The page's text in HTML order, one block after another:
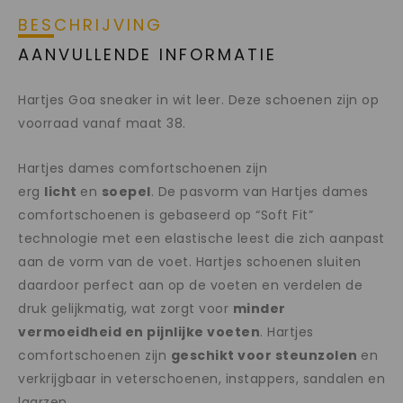
BESCHRIJVING
AANVULLENDE INFORMATIE
Hartjes Goa sneaker in wit leer. Deze schoenen zijn op
voorraad vanaf maat 38.
Hartjes dames comfortschoenen zijn
erg licht en soepel. De pasvorm van Hartjes dames
comfortschoenen is gebaseerd op “Soft Fit”
technologie met een elastische leest die zich aanpast
aan de vorm van de voet. Hartjes schoenen sluiten
daardoor perfect aan op de voeten en verdelen de
druk gelijkmatig, wat zorgt voor minder
vermoeidheid en pijnlijke voeten. Hartjes
comfortschoenen zijn geschikt voor steunzolen en
verkrijgbaar in veterschoenen, instappers, sandalen en